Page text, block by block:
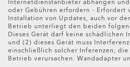
Internetdienstanbieter abhängen
oder Gebühren erfordern - Erfordert
Installation von Updates, auch vor
Betrieb unterliegt den beiden
Dieses Gerät darf keine schädlichen
und (2) dieses Gerät muss
einschließlich solcher Inferenzen,
Betrieb verursachen. Wandadapter